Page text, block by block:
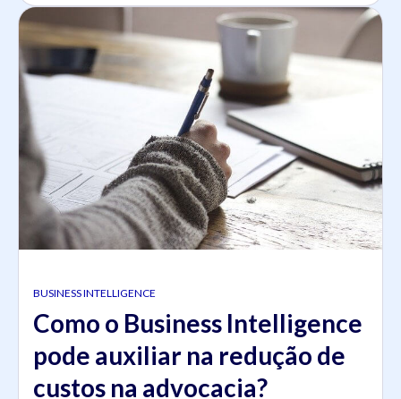
BUSINESS INTELLIGENCE
Como o Business Intelligence
pode auxiliar na redução de
custos na advocacia?